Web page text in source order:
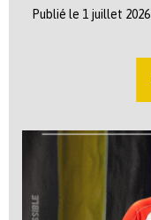
Publié le 1 juillet 2026